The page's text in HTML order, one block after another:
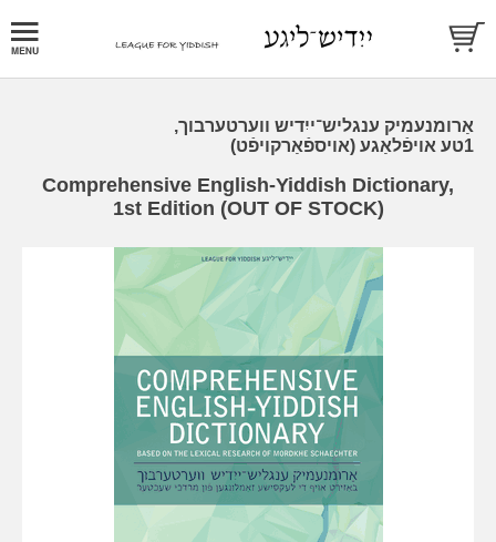
אַרומנעמיק ענגליש־ייִדיש ווערטערבוך,
1טע אויפֿלאַגע (אויספֿאַרקויפֿט)
Comprehensive English-Yiddish Dictionary,
1st Edition (OUT OF STOCK)